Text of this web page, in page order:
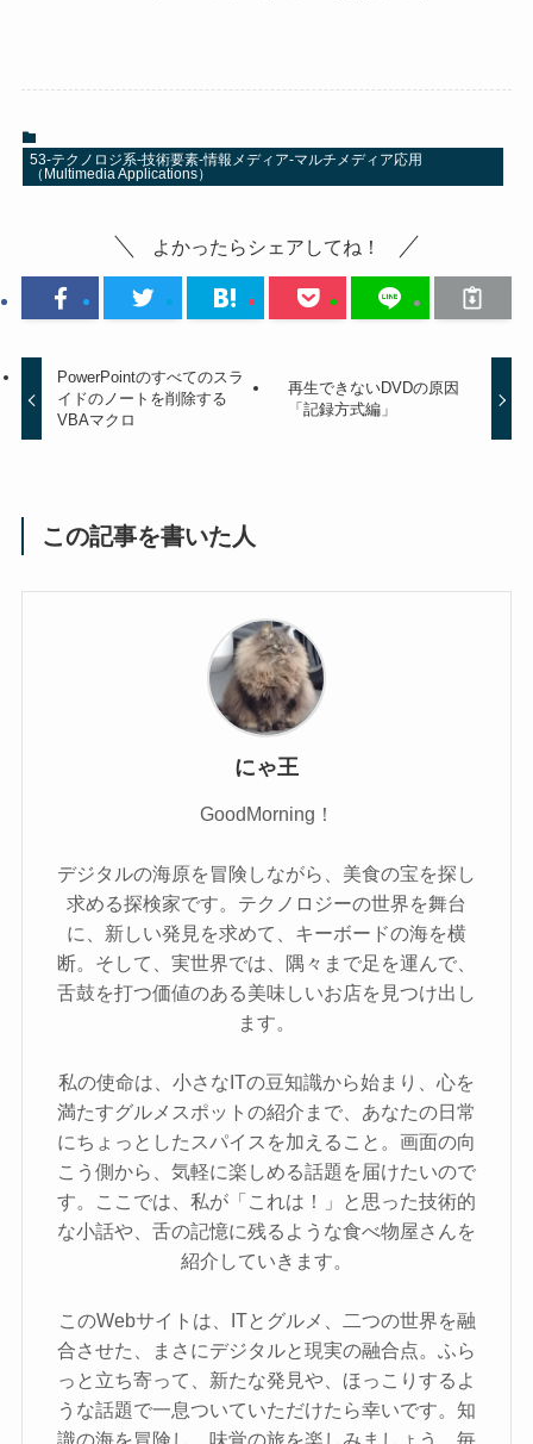
53-テクノロジ系-技術要素-情報メディア-マルチメディア応用
（Multimedia Applications）
よかったらシェアしてね！
PowerPointのすべてのスラ
イドのノートを削除する
VBAマクロ
再生できないDVDの原因
「記録方式編」
この記事を書いた人
にゃ王
GoodMorning！
デジタルの海原を冒険しながら、美食の宝を探し
求める探検家です。テクノロジーの世界を舞台
に、新しい発見を求めて、キーボードの海を横
断。そして、実世界では、隅々まで足を運んで、
舌鼓を打つ価値のある美味しいお店を見つけ出し
ます。
私の使命は、小さなITの豆知識から始まり、心を
満たすグルメスポットの紹介まで、あなたの日常
にちょっとしたスパイスを加えること。画面の向
こう側から、気軽に楽しめる話題を届けたいので
す。ここでは、私が「これは！」と思った技術的
な小話や、舌の記憶に残るような食べ物屋さんを
紹介していきます。
このWebサイトは、ITとグルメ、二つの世界を融
合させた、まさにデジタルと現実の融合点。ふら
っと立ち寄って、新たな発見や、ほっこりするよ
うな話題で一息ついていただけたら幸いです。知
識の海を冒険し、味覚の旅を楽しみましょう。毎